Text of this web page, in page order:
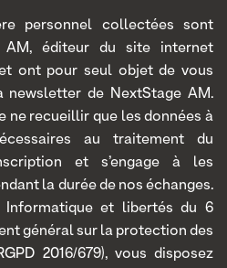
personnel collectées sont
AM, éditeur du site internet
ont pour seul objet de vous
newsletter de NextStage AM.
ne recueillir que les données à
au traitement du
et s’engage à les
la durée de nos échanges.
et libertés du 6
général sur la protection des
2016/679), vous disposez